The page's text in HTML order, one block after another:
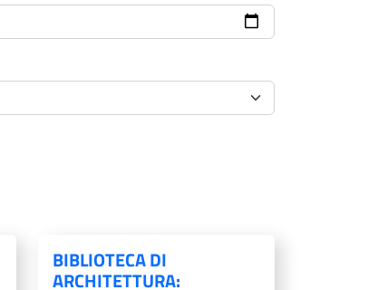
BIBLIOTECA DI
ARCHITETTURA: